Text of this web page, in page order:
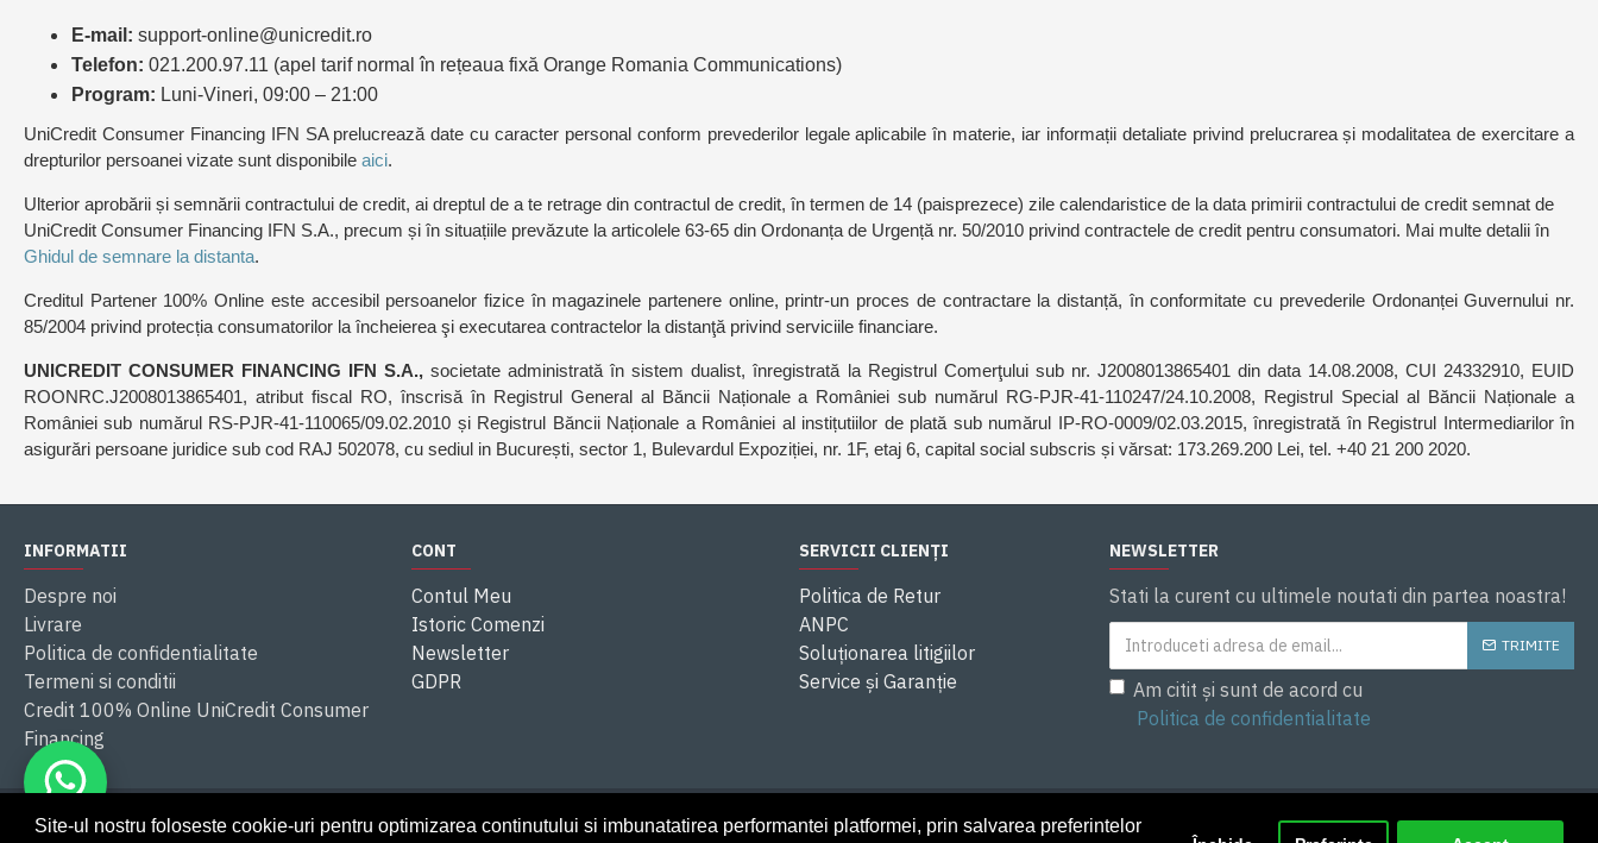
Site-ul nostru foloseste cookie-uri pentru optimizarea continutului si imbunatatirea performantei platformei, prin salvarea preferintelor
E-mail: support-online@unicredit.ro
Telefon: 021.200.97.11 (apel tarif normal în rețeaua fixă Orange Romania Communications)
Program: Luni-Vineri, 09:00 – 21:00
UniCredit Consumer Financing IFN SA prelucrează date cu caracter personal conform prevederilor legale aplicabile în materie, iar informații detaliate privind prelucrarea și modalitatea de exercitare a
drepturilor persoanei vizate sunt disponibile aici.
Ulterior aprobării și semnării contractului de credit, ai dreptul de a te retrage din contractul de credit, în termen de 14 (paisprezece) zile calendaristice de la data primirii contractului de credit semnat de
UniCredit Consumer Financing IFN S.A., precum și în situațiile prevăzute la articolele 63-65 din Ordonanța de Urgență nr. 50/2010 privind contractele de credit pentru consumatori. Mai multe detalii în
Ghidul de semnare la distanta.
Creditul Partener 100% Online este accesibil persoanelor fizice în magazinele partenere online, printr-un proces de contractare la distanță, în conformitate cu prevederile Ordonanței Guvernului nr.
85/2004 privind protecția consumatorilor la încheierea şi executarea contractelor la distanţă privind serviciile financiare.
UNICREDIT CONSUMER FINANCING IFN S.A.,societate administrată în sistem dualist, înregistrată la Registrul Comerţului sub nr. J2008013865401 din data 14.08.2008, CUI 24332910, EUID
ROONRC.J2008013865401, atribut fiscal RO, înscrisă în Registrul General al Băncii Naționale a României sub numărul RG-PJR-41-110247/24.10.2008, Registrul Special al Băncii Naționale a
României sub numărul RS-PJR-41-110065/09.02.2010 și Registrul Băncii Naționale a României al instițutiilor de plată sub numărul IP-RO-0009/02.03.2015, înregistrată în Registrul Intermediarilor în
asigurări persoane juridice sub cod RAJ 502078, cu sediul in București, sector 1, Bulevardul Expoziției, nr. 1F, etaj 6, capital social subscris și vărsat: 173.269.200 Lei, tel. +40 21 200 2020.
INFORMATII
Despre noi
Livrare
Politica de confidentialitate
Termeni si conditii
Credit 100% Online UniCredit Consumer
Financing
CONT
Contul Meu
Istoric Comenzi
Newsletter
GDPR
SERVICII CLIENȚI
Politica de Retur
ANPC
Soluționarea litigiilor
Service și Garanție
NEWSLETTER
Stati la curent cu ultimele noutati din partea noastra!
TRIMITE
Am citit și sunt de acord cu
Politica de confidentialitate